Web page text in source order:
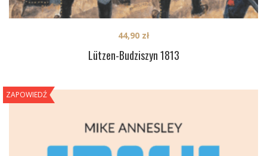
Lützen-Budziszyn 1813
44,90 zł
ZAPOWIEDŹ